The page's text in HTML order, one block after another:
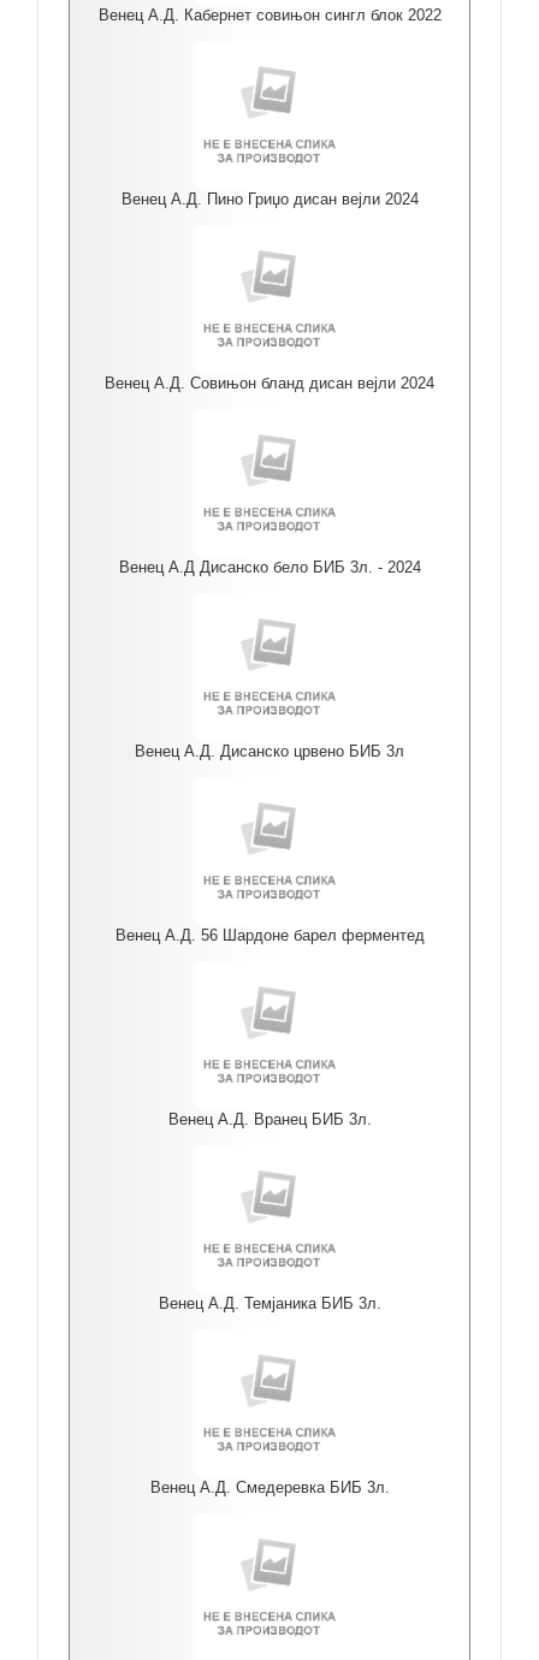
Венец А.Д. Кабернет совињон сингл блок 2022
Венец А.Д. Пино Гриџо дисан вејли 2024
Венец А.Д. Совињон бланд дисан вејли 2024
Венец А.Д Дисанско бело БИБ 3л. - 2024
Венец А.Д. Дисанско црвено БИБ 3л
Венец А.Д. 56 Шардоне барел ферментед
Венец А.Д. Вранец БИБ 3л.
Венец А.Д. Темјаника БИБ 3л.
Венец А.Д. Смедеревка БИБ 3л.